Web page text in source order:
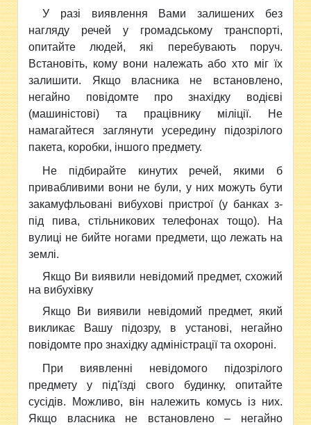
У разі виявлення Вами залишених без
нагляду речей у громадському транспорті,
опитайте людей, які перебувають поруч.
Встановіть, кому вони належать або хто міг їх
залишити. Якщо власника не встановлено,
негайно повідомте про знахідку водієві
(машиністові) та працівнику міліції. Не
намагайтеся заглянути усередину підозрілого
пакета, коробки, іншого предмету.
Не підбирайте кинутих речей, якими б
привабливими вони не були, у них можуть бути
закамуфльовані вибухові пристрої (у банках з-
під пива, стільникових телефонах тощо). На
вулиці не бийте ногами предмети, що лежать на
землі.
Якщо Ви виявили невідомий предмет, схожий
на вибухівку
Якщо Ви виявили невідомий предмет, який
викликає Вашу підозру, в установі, негайно
повідомте про знахідку адміністрації та охороні.
При виявленні невідомого підозрілого
предмету у під'їзді свого будинку, опитайте
сусідів. Можливо, він належить комусь із них.
Якщо власника не встановлено – негайно